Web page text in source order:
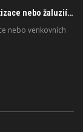
Instalace venkovní jednotky klimatizace nebo žaluzií podléhá jasným právním pravidlům
nebo venkovních